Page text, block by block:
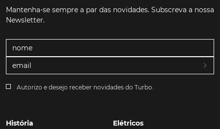
Mantenha-se sempre a par das novidades. Subscreva a nossa
Newsletter.
Autorizo e desejo receber novidades do Turbo.
História Elétricos